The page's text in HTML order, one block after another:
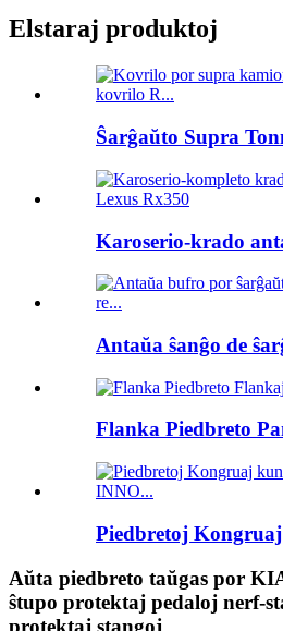
Elstaraj produktoj
Ŝarĝaŭto Supra
Karoserio-krado
Antaŭa ŝanĝo de
Flanka Piedbreto
Piedbretoj
Aŭta piedbreto taŭgas por
ŝtupo protektaj pedaloj nerf-
protektaj stangoj